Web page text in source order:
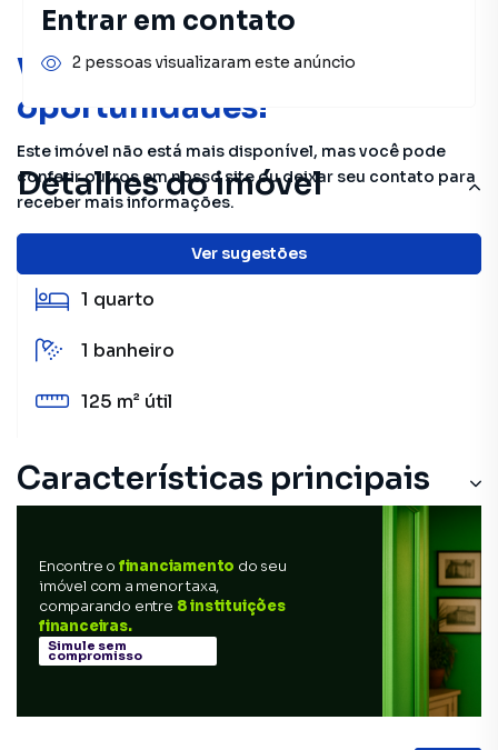
Você pode encontrar novas
oportunidades!
Este imóvel não está mais disponível, mas você pode
conferir outros em nosso site ou deixar seu contato para
receber mais informações.
Ver sugestões
Detalhes do imóvel
1 quarto
1 banheiro
125 m² útil
Características principais
Encontre o financiamento do seu
imóvel com a menor taxa,
comparando entre 8 instituições
financeiras.
Simule sem
compromisso
Entrar em contato
2 pessoas visualizaram este anúncio